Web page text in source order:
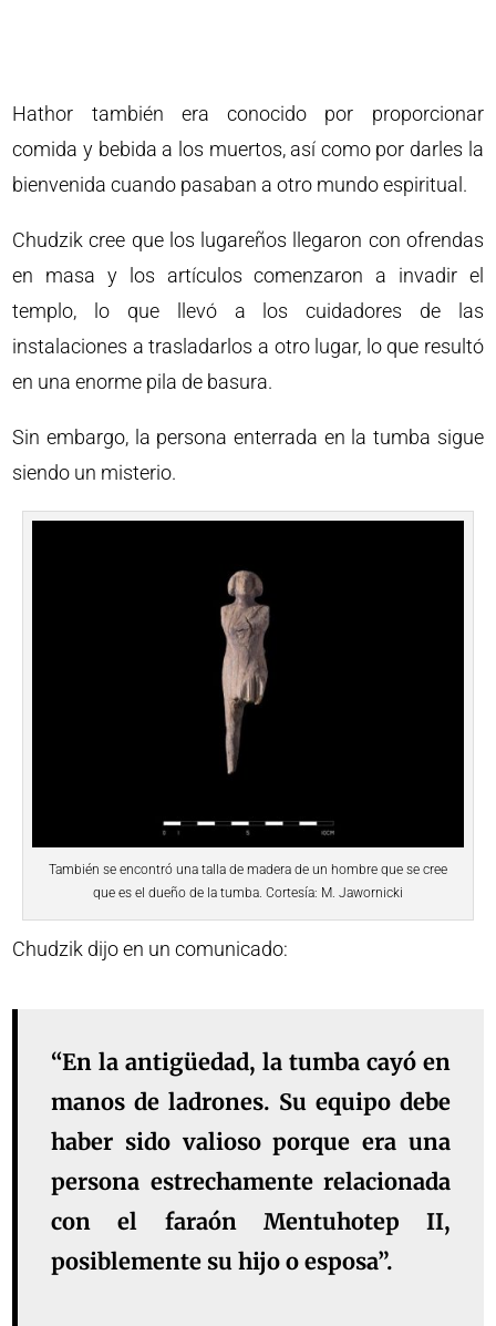
Hathor también era conocido por proporcionar
comida y bebida a los muertos, así como por darles la
bienvenida cuando pasaban a otro mundo espiritual.
Chudzik cree que los lugareños llegaron con ofrendas
en masa y los artículos comenzaron a invadir el
templo, lo que llevó a los cuidadores de las
instalaciones a trasladarlos a otro lugar, lo que resultó
en una enorme pila de basura.
Sin embargo, la persona enterrada en la tumba sigue
siendo un misterio.
También se encontró una talla de madera de un hombre que se cree
que es el dueño de la tumba. Cortesía: M. Jawornicki
Chudzik dijo en un comunicado:
“En la antigüedad, la tumba cayó en
manos de ladrones. Su equipo debe
haber sido valioso porque era una
persona estrechamente relacionada
con el faraón Mentuhotep II,
posiblemente su hijo o esposa”.